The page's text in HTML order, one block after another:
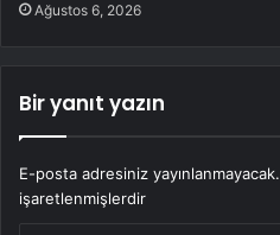
Ağustos 6, 2026
Bir yanıt yazın
E-posta adresiniz yayınlanmayacak.
işaretlenmişlerdir